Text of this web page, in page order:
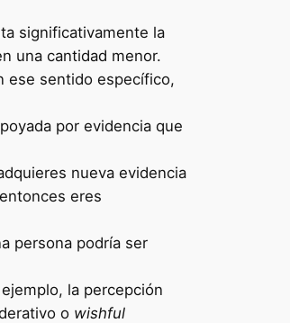
significativamente la
una cantidad menor.
ese sentido específico,
por evidencia que
nueva evidencia
eres
persona podría ser
la percepción
o wishful